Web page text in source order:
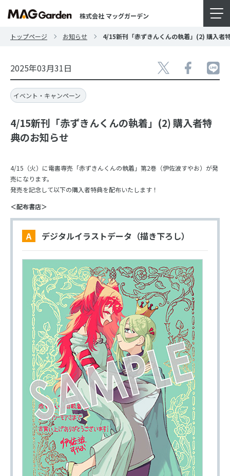
株式会社 マッグガーデン
トップページ お知らせ 4/15新刊「赤ずきんくんの執着」(2) 購入者
2025年03月31日
イベント・キャンペーン
4/15新刊「赤ずきんくんの執着」(2) 購入者特
典のお知らせ
4/15（火）に電書専売「赤ずきんくんの執着」第2巻（伊佐波すやお）が発
売になります。
発売を記念して以下の購入者特典を配布いたします！
＜配布書店＞
A デジタルイラストデータ（描き下ろし）